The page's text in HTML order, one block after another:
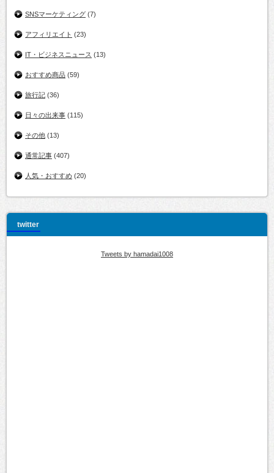
SNSマーケティング (7)
アフィリエイト (23)
IT・ビジネスニュース (13)
おすすめ商品 (59)
旅行記 (36)
日々の出来事 (115)
その他 (13)
通常記事 (407)
人気・おすすめ (20)
twitter
Tweets by hamadai1008